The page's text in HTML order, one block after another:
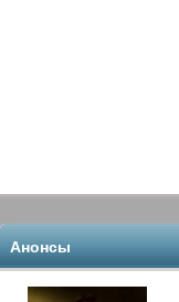
Анонсы